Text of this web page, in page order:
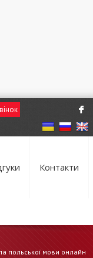
F
Контакти
польської мови онлайн